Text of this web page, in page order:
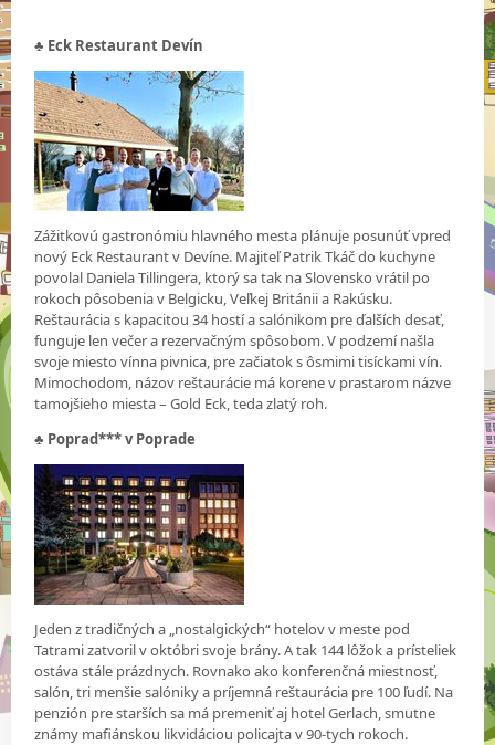
♣ Eck Restaurant Devín
Zážitkovú gastronómiu hlavného mesta plánuje posunúť vpred
nový Eck Restaurant v Devíne. Majiteľ Patrik Tkáč do kuchyne
povolal Daniela Tillingera, ktorý sa tak na Slovensko vrátil po
rokoch pôsobenia v Belgicku, Veľkej Británii a Rakúsku.
Reštaurácia s kapacitou 34 hostí a salónikom pre ďalších desať,
funguje len večer a rezervačným spôsobom. V podzemí našla
svoje miesto vínna pivnica, pre začiatok s ôsmimi tisíckami vín.
Mimochodom, názov reštaurácie má korene v prastarom názve
tamojšieho miesta – Gold Eck, teda zlatý roh.
♣ Poprad*** v Poprade
Jeden z tradičných a „nostalgických“ hotelov v meste pod
Tatrami zatvoril v októbri svoje brány. A tak 144 lôžok a prísteliek
ostáva stále prázdnych. Rovnako ako konferenčná miestnosť,
salón, tri menšie salóniky a príjemná reštaurácia pre 100 ľudí. Na
penzión pre starších sa má premeniť aj hotel Gerlach, smutne
známy mafiánskou likvidáciou policajta v 90-tych rokoch.